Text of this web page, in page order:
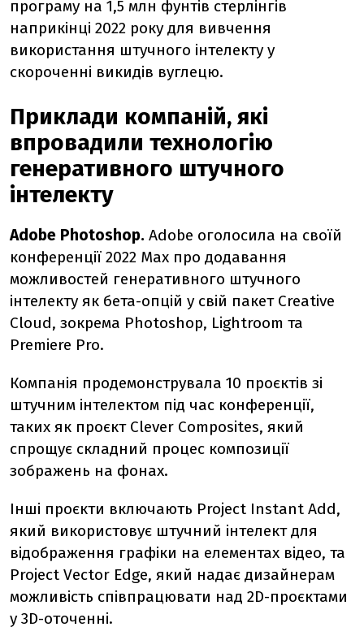
програму на 1,5 млн фунтів стерлінгів
наприкінці 2022 року для вивчення
використання штучного інтелекту у
скороченні викидів вуглецю.
Приклади компаній, які
впровадили технологію
генеративного штучного
інтелекту
Adobe Photoshop. Adobe оголосила на своїй
конференції 2022 Max про додавання
можливостей генеративного штучного
інтелекту як бета-опцій у свій пакет Creative
Cloud, зокрема Photoshop, Lightroom та
Premiere Pro.
Компанія продемонструвала 10 проєктів зі
штучним інтелектом під час конференції,
таких як проєкт Clever Composites, який
спрощує складний процес композиції
зображень на фонах.
Інші проєкти включають Project Instant Add,
який використовує штучний інтелект для
відображення графіки на елементах відео, та
Project Vector Edge, який надає дизайнерам
можливість співпрацювати над 2D-проєктами
у 3D-оточенні.